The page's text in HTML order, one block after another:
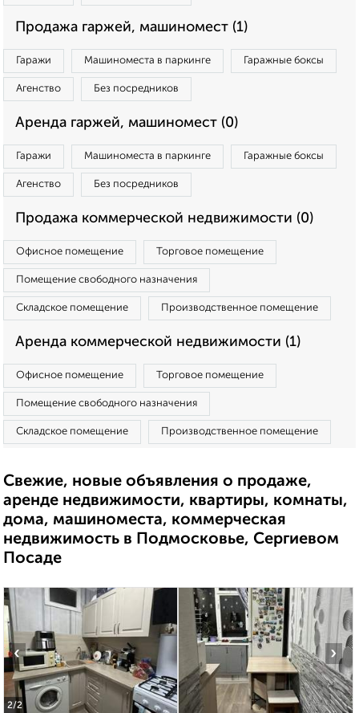
Продажа гаржей, машиномест (1)
Гаражи Машиноместа в паркинге Гаражные боксы
Агенство Без посредников
Аренда гаржей, машиномест (0)
Гаражи Машиноместа в паркинге Гаражные боксы
Агенство Без посредников
Продажа коммерческой недвижимости (0)
Офисное помещение Торговое помещение
Помещение свободного назначения
Складское помещение Производственное помещение
Аренда коммерческой недвижимости (1)
Офисное помещение Торговое помещение
Помещение свободного назначения
Складское помещение Производственное помещение
Свежие, новые объявления о продаже,
аренде недвижимости, квартиры, комнаты,
дома, машиноместа, коммерческая
недвижимость в Подмосковье, Сергиевом
Посаде
2/2
‹ ›